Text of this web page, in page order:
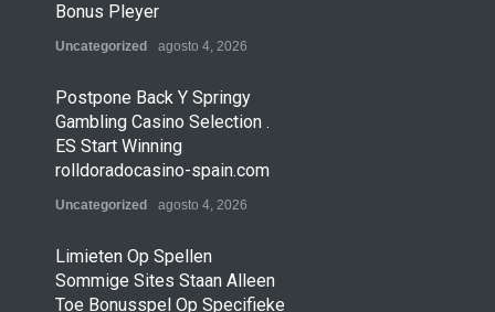
Bonus Pleyer
Uncategorized agosto 4, 2026
Postpone Back Y Springy
Gambling Casino Selection .
ES Start Winning
rolldoradocasino-spain.com
Uncategorized agosto 4, 2026
Limieten Op Spellen
Sommige Sites Staan ​​Alleen
Toe Bonusspel Op Specifieke